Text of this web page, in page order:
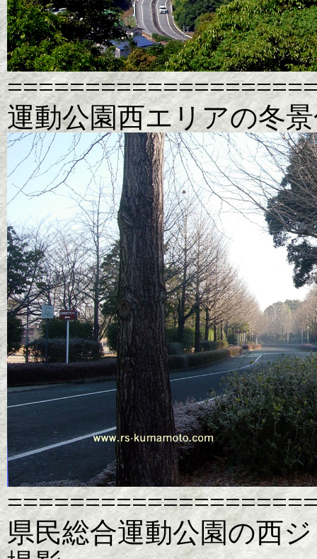
運動公園西エリアの冬
県民総合運動公園の西